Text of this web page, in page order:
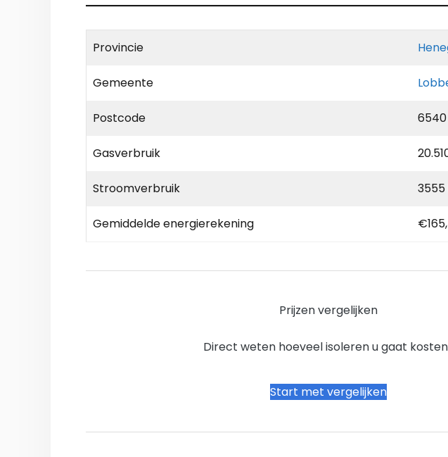
Provincie
Gemeente
Postcode 6540
Gasverbruik
Stroomverbruik
Gemiddelde energierekening
Prijzen vergelijken
Direct weten hoeveel isoleren u gaat
Start met vergelijken